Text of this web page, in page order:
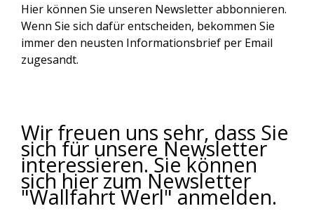
Hier können Sie unseren Newsletter abbonnieren.
Wenn Sie sich dafür entscheiden, bekommen Sie
immer den neusten Informationsbrief per Email
zugesandt.
Wir freuen uns sehr, dass Sie
sich für unsere Newsletter
interessieren. Sie können
sich hier zum Newsletter
"Wallfahrt Werl" anmelden.